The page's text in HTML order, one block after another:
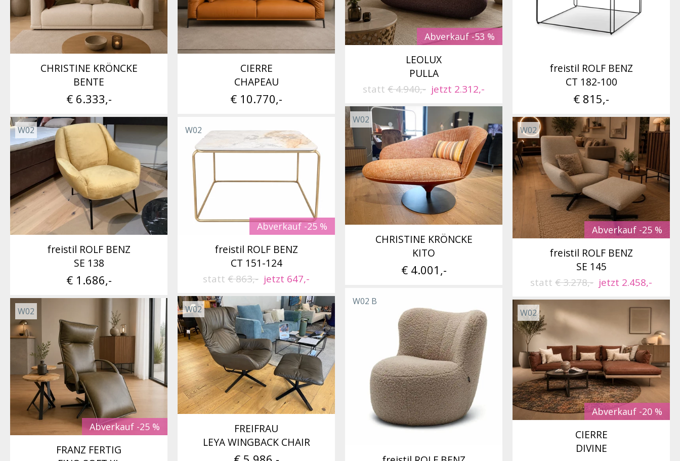
Abverkauf -53 %
LEOLUX
PULLA
statt € 4.940,- jetzt 2.312,-
CHRISTINE KRÖNCKE
BENTE
€ 6.333,-
CIERRE
CHAPEAU
€ 10.770,-
freistil ROLF BENZ
CT 182-100
€ 815,-
W02
CHRISTINE KRÖNCKE
KITO
€ 4.001,-
W02
freistil ROLF BENZ
SE 138
€ 1.686,-
Abverkauf -25 %
W02
freistil ROLF BENZ
CT 151-124
statt € 863,- jetzt 647,-
Abverkauf -25 %
W02
freistil ROLF BENZ
SE 145
statt € 3.278,- jetzt 2.458,-
W02 B
W02
FREIFRAU
LEYA WINGBACK CHAIR
Abverkauf -25 %
W02
FRANZ FERTIG
Abverkauf -20 %
W02
CIERRE
DIVINE